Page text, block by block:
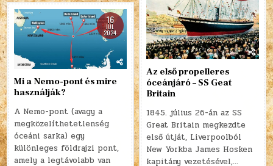
Az első propelleres
óceánjáró – SS Geat
Britain
1845. július 26-án az SS
Great Britain megkezdte
első útját, Liverpoolból
New Yorkba James Hosken
kapitány vezetésével,…
16
JÚL
2024
Mi a Nemo-pont és mire
használják?
A Nemo-pont (avagy a
megközelíthetetlenség
óceáni sarka) egy
különleges földrajzi pont,
amely a legtávolabb van